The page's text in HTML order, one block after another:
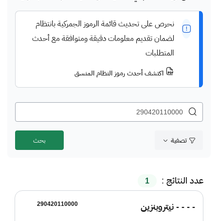
نحرص على تحديث قائمة الرموز الجمركية بانتظام
لضمان تقديم معلومات دقيقة ومتوافقة مع أحدث
المتطلبات
اكتشف أحدث رموز النظام المنسق
تصفية
عدد النتائج : 1
290420110000 - - - - نيتروبنزين